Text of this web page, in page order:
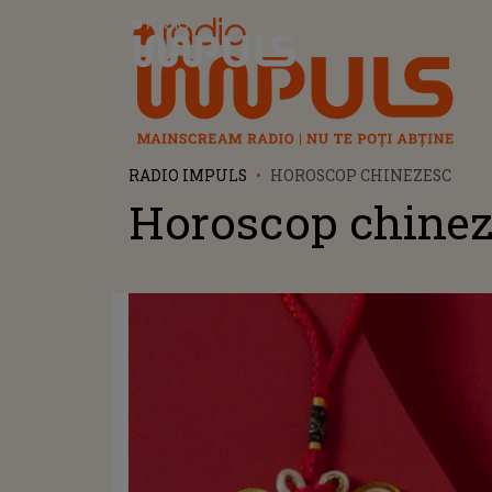
Radio Impuls
RADIO IMPULS HOROSCOP CHINEZESC
Horoscop